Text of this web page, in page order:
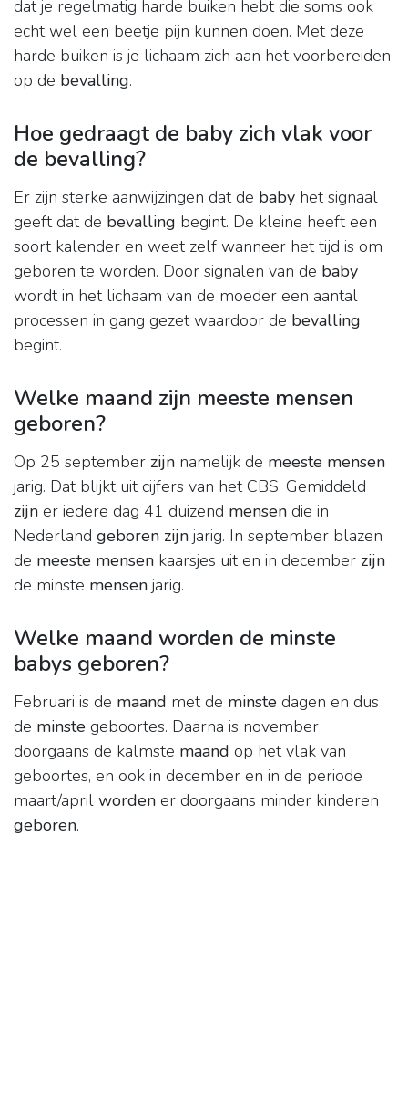
dat je regelmatig harde buiken hebt die soms ook
echt wel een beetje pijn kunnen doen. Met deze
harde buiken is je lichaam zich aan het voorbereiden
op de bevalling.
Hoe gedraagt de baby zich vlak voor
de bevalling?
Er zijn sterke aanwijzingen dat de baby het signaal
geeft dat de bevalling begint. De kleine heeft een
soort kalender en weet zelf wanneer het tijd is om
geboren te worden. Door signalen van de baby
wordt in het lichaam van de moeder een aantal
processen in gang gezet waardoor de bevalling
begint.
Welke maand zijn meeste mensen
geboren?
Op 25 september zijn namelijk de meeste mensen
jarig. Dat blijkt uit cijfers van het CBS. Gemiddeld
zijn er iedere dag 41 duizend mensen die in
Nederland geboren zijn jarig. In september blazen
de meeste mensen kaarsjes uit en in december zijn
de minste mensen jarig.
Welke maand worden de minste
babys geboren?
Februari is de maand met de minste dagen en dus
de minste geboortes. Daarna is november
doorgaans de kalmste maand op het vlak van
geboortes, en ook in december en in de periode
maart/april worden er doorgaans minder kinderen
geboren.